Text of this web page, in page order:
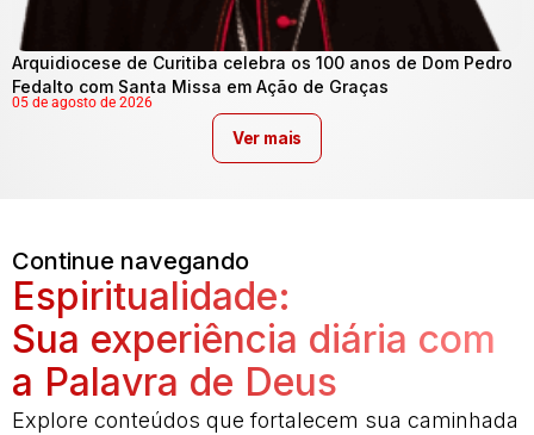
Arquidiocese de Curitiba celebra os 100 anos de Dom Pedro
Fedalto com Santa Missa em Ação de Graças
05 de agosto de 2026
Ver mais
Continue navegando
Espiritualidade:
Sua experiência diária com
a Palavra de Deus
Explore conteúdos que fortalecem sua caminhada